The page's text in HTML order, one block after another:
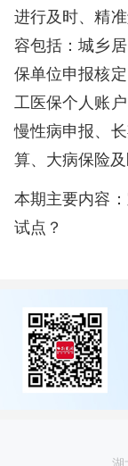
进行及时、精
容包括：城乡
保单位申报核
工医保个人账
慢性病申报、
算、大病保险
本期主要内容
试点？
湖